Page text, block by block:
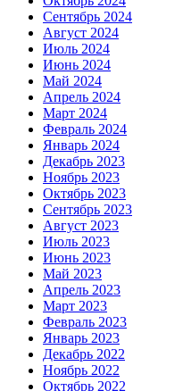
Сентябрь 2024
Август 2024
Июль 2024
Июнь 2024
Май 2024
Апрель 2024
Март 2024
Февраль 2024
Январь 2024
Декабрь 2023
Ноябрь 2023
Октябрь 2023
Сентябрь 2023
Август 2023
Июль 2023
Июнь 2023
Май 2023
Апрель 2023
Март 2023
Февраль 2023
Январь 2023
Декабрь 2022
Ноябрь 2022
Октябрь 2022